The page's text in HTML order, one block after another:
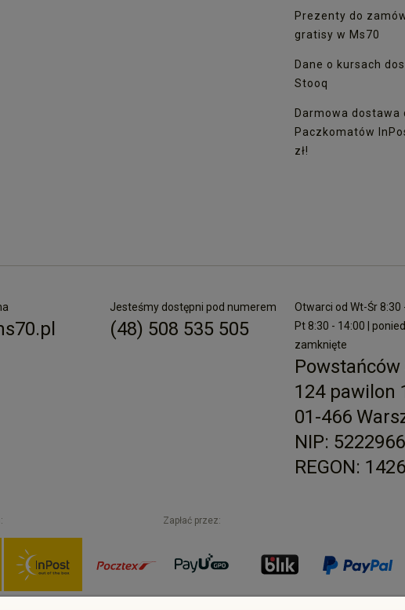
Prezenty do
gratisy w Ms70
Dane o kursach
Stooq
Darmowa dostawa
Paczkomatów
zł!
Jesteśmy dostępni pod numerem
(48) 508 535 505
Otwarci od Wt-Śr 8:30
Pt 8:30 - 14:00 |
zamknięte
124 pawilon
01-466
NIP:
REGON:
Zapłać przez: